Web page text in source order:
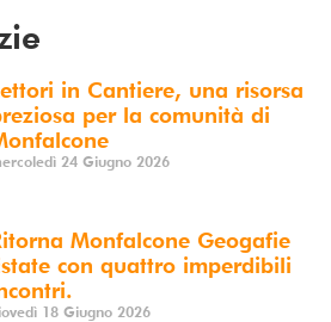
in Cantiere, una risorsa
per la comunità di
24 Giugno 2026
Monfalcone Geogafie
con quattro imperdibili
18 Giugno 2026